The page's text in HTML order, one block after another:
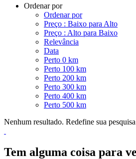
Ordenar por
Ordenar por
Preço : Baixo para Alto
Preço : Alto para Baixo
Relevância
Data
Perto 0 km
Perto 100 km
Perto 200 km
Perto 300 km
Perto 400 km
Perto 500 km
Nenhum resultado. Redefine sua
Tem alguma coisa para